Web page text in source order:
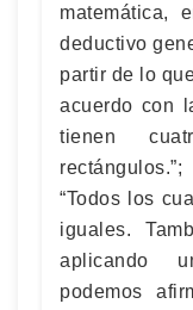
matemática,
deductivo
partir de lo
acuerdo con
tienen
“Todos los
iguales.
aplicando
podemos